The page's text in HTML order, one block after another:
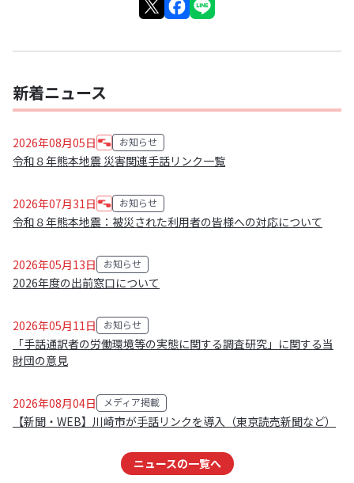
新着ニュース
令和８年熊本地震 災害関連手話リンク一覧
2026年08月05日 カテゴリ:
お知らせ
令和８年熊本地震：被災された利用者の皆様への対応について
2026年07月31日 カテゴリ:
お知らせ
2026年度の出前窓口について
2026年05月13日 カテゴリ:
お知らせ
「手話通訳者の労働環境等の実態に関する調査研究」に関する当
財団の意見
2026年05月11日 カテゴリ:
お知らせ
【新聞・WEB】川崎市が手話リンクを導入（東京読売新聞など）
2026年08月04日 カテゴリ:
メディア掲載
ニュースの一覧へ